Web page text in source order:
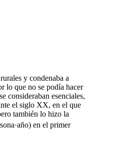
y condenaba a
lo que no se podía hacer
consideraban esenciales,
el siglo XX, en el que
también lo hizo la
en el primer